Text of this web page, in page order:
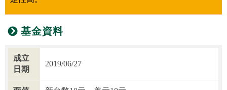
基金資料
成立
日期
2019/06/27